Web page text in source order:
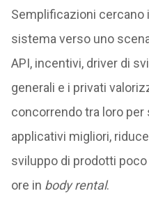
Semplificazioni cercano
sistema verso uno
API, incentivi, driver di
generali e i privati
concorrendo tra loro per
applicativi migliori,
sviluppo di prodotti
ore in body rental.